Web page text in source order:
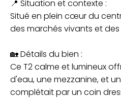
📍 Situation et contexte :
Situé en plein cœur du
des marchés vivants et
🏡 Détails du bien :
Ce T2 calme et lumineux
d'eau, une mezzanine, et
complétait par un coin